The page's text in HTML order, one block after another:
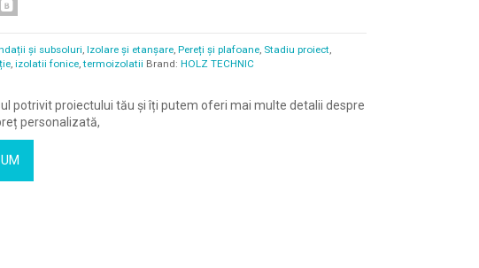
și subsoluri,Izolare și etanșare,Pereți și plafoane, Stadiu proiect,
,izolatii fonice,termoizolatii Brand:HOLZ TECHNIC
potrivit proiectului tău și îți putem oferi mai multe detalii despre
personalizată,